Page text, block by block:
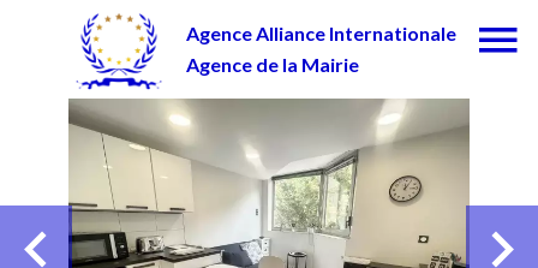
Agence Alliance Internationale
Agence de la Mairie